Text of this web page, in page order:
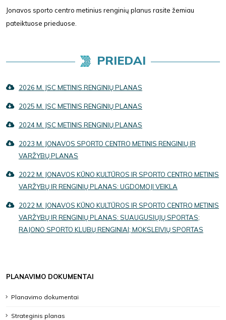
Jonavos sporto centro metinius renginių planus rasite žemiau
pateiktuose prieduose.
PRIEDAI
2026 M. JSC METINIS RENGINIŲ PLANAS
2025 M. JSC METINIS RENGINIŲ PLANAS
2024 M. JSC METINIS RENGINIŲ PLANAS
2023 M. JONAVOS SPORTO CENTRO METINIS RENGINIŲ IR
VARŽYBŲ PLANAS
2022 M. JONAVOS KŪNO KULTŪROS IR SPORTO CENTRO METINIS
VARŽYBŲ IR RENGINIŲ PLANAS: UGDOMOJI VEIKLA
2022 M. JONAVOS KŪNO KULTŪROS IR SPORTO CENTRO METINIS
VARŽYBŲ IR RENGINIŲ PLANAS: SUAUGUSIŲJŲ SPORTAS;
RAJONO SPORTO KLUBŲ RENGINIAI; MOKSLEIVIŲ SPORTAS
PLANAVIMO DOKUMENTAI
Planavimo dokumentai
Strateginis planas